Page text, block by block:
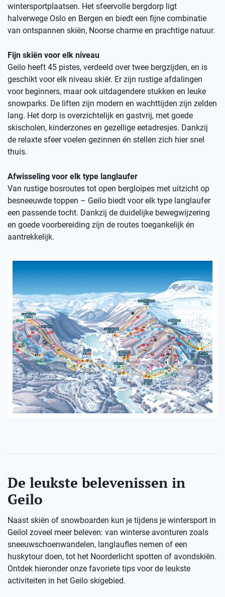
wintersportplaatsen. Het sfeervolle bergdorp ligt
halverwege Oslo en Bergen en biedt een fijne combinatie
van ontspannen skiën, Noorse charme en prachtige natuur.
Fijn skiën voor elk niveau
Geilo heeft 45 pistes, verdeeld over twee bergzijden, en is
geschikt voor elk niveau skiër. Er zijn rustige afdalingen
voor beginners, maar ook uitdagendere stukken en leuke
snowparks. De liften zijn modern en wachttijden zijn zelden
lang. Het dorp is overzichtelijk en gastvrij, met goede
skischolen, kinderzones en gezellige eetadresjes. Dankzij
de relaxte sfeer voelen gezinnen én stellen zich hier snel
thuis.
Afwisseling voor elk type langlaufer
Van rustige bosroutes tot open bergloipes met uitzicht op
besneeuwde toppen – Geilo biedt voor elk type langlaufer
een passende tocht. Dankzij de duidelijke bewegwijzering
en goede voorbereiding zijn de routes toegankelijk én
aantrekkelijk.
De leukste belevenissen in
Geilo
Naast skiën of snowboarden kun je tijdens je wintersport in
Geilol zoveel meer beleven: van winterse avonturen zoals
sneeuwschoenwandelen, langlaufles nemen of een
huskytour doen, tot het Noorderlicht spotten of avondskiën.
Ontdek hieronder onze favoriete tips voor de leukste
activiteiten in het Geilo skigebied.